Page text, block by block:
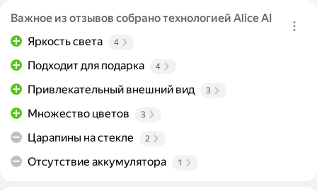
Важное из отзывов собрано технологией Alice AI
Яркость света
4
Подходит для подарка 4
Привлекательный внешний вид 3
Множество цветов 3
Царапины на стекле 2
Отсутствие аккумулятора 1